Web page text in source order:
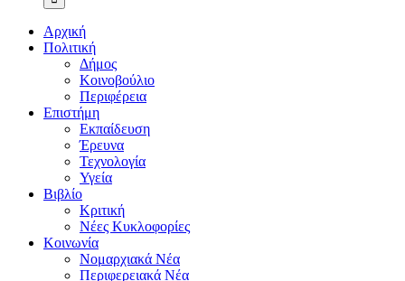
Αρχική
Πολιτική
Δήμος
Κοινοβούλιο
Περιφέρεια
Επιστήμη
Εκπαίδευση
Έρευνα
Τεχνολογία
Υγεία
Βιβλίο
Κριτική
Νέες Κυκλοφορίες
Κοινωνία
Νομαρχιακά Νέα
Περιφερειακά Νέα